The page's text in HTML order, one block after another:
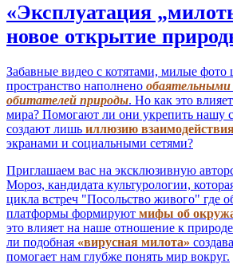
«Эксплуатация
новое открытие
Забавные видео с котятами, милые
пространство наполнено обаятельными
обитателей природы. Но как это
мира? Помогают ли они укрепить нашу
создают лишь иллюзию
экранами и социальными сетями?
Приглашаем вас на эксклюзивную
Мороз, кандидата культурологии,
цикла встреч "Посольство живого" где
платформы формируют мифы об
это влияет на наше отношение к
ли подобная «вирусная милота»
помогает нам глубже понять мир вокруг.